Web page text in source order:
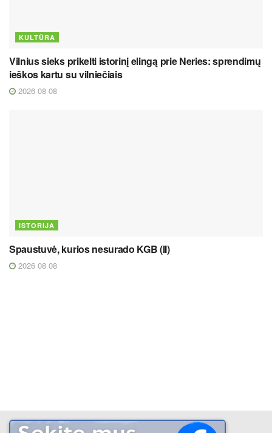
KULTŪRA
Vilnius sieks prikelti istorinį elingą prie Neries: sprendimų
ieškos kartu su vilniečiais
2026 08 08
ISTORIJA
Spaustuvė, kurios nesurado KGB (II)
2026 08 08